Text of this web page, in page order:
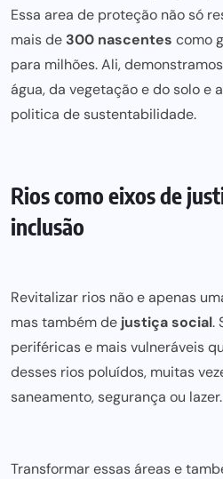
Essa area de proteção não só
mais de 300 nascentes como
para milhões. Ali,
água, da vegetação e do solo e
politica de sustentabilidade.
Rios como eixos de
inclusão
Revitalizar rios não e apenas
mas também de justiça social.
periféricas e mais vulneráveis
desses rios poluídos, muitas
saneamento, segurança ou lazer.
Transformar essas áreas e